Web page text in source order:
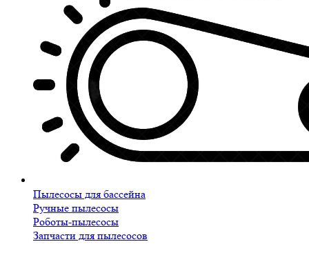
Пылесосы для бассейна
Ручные пылесосы
Роботы-пылесосы
Запчасти для пылесосов